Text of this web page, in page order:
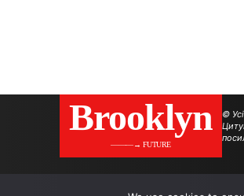
Brooklyn
———→ FUTURE
©